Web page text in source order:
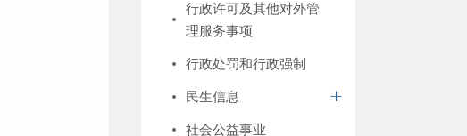
行政许可及其他对外管
理服务事项
行政处罚和行政强制
民生信息
社会公益事业